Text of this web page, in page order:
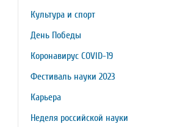
Культура и спорт
День Победы
Коронавирус COVID-19
Фестиваль науки 2023
Карьера
Неделя российской науки